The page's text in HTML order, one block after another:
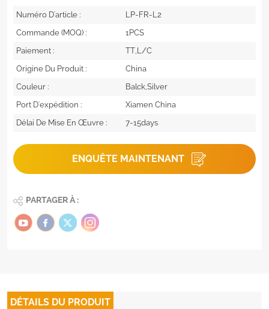
Numéro D'article :
LP-FR-L2
Commande (MOQ) :
1PCS
Paiement :
TT,L/C
Origine Du Produit :
China
Couleur :
Balck,Silver
Port D'expédition :
Xiamen China
Délai De Mise En Œuvre :
7-15days
ENQUÊTE MAINTENANT
PARTAGER À :
DÉTAILS DU PRODUIT